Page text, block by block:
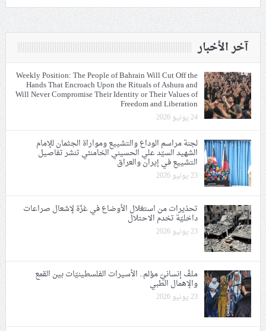
آخر الأخبار
Weekly Position: The People of Bahrain Will Cut Off the
Hands That Encroach Upon the Rituals of Ashura and
Will Never Compromise Their Identity or Their Values of
Freedom and Liberation
24 يونيو 2026
لجنة مراسم الوداع والتشييع ومواراة الجثمان للإمام
الشهيد السيّد علي الحسيني الخامنئي تنشر تفاصيل
التشييع في إيران والعراق
23 يونيو 2026
تحذيرات من استغلال الأوضاع في غزّة لإشعال صراعات
داخليّة تخدم الاحتلال
23 يونيو 2026
ملفّ إنسانيّ مؤلم.. الأسيرات الفلسطينيّات بين القمع
والإهمال الطبي
23 يونيو 2026